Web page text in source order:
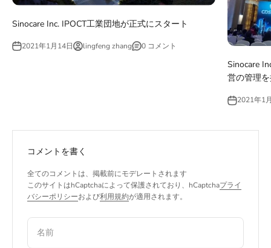
Sinocare Inc. IPOCT工業団地が正式にスタート
2021年1月14日 lingfeng zhang 0 コメント
Sinocare
営の管理
2021年1
コメントを書く
全てのコメントは、掲載前にモデレートされます
このサイトはhCaptchaによって保護されており、hCaptchaプライ
バシーポリシーおよび利用規約が適用されます。
名前